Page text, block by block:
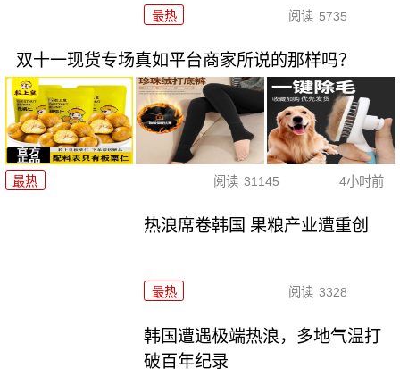
最热 阅读 5735
双十一现货专场真如平台商家所说的那样吗？
最热 阅读 31145 4小时前
热浪席卷韩国 果粮产业遭重创
最热 阅读 3328
韩国遭遇极端热浪，多地气温打
破百年纪录